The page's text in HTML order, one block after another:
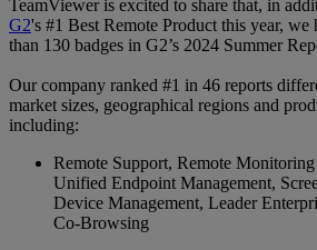
TeamViewer is excited to share that, in
G2's #1 Best Remote Product this year, we
than 130 badges in G2’s 2024 Summer
Our company ranked #1 in 46 reports
market sizes, geographical regions and
including:
Remote Support, Remote
Unified Endpoint Management,
Device Management, Leader
Co-Browsing